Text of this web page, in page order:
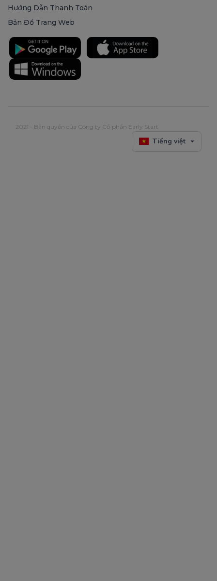
Hướng Dẫn Thanh Toán
Bản Đồ Trang Web
2021 - Bản quyền của Công ty Cổ phần Early Start
Tiếng việt